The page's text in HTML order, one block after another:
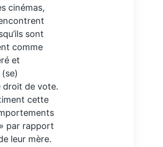
cinémas,
sont
comme
et
droit de vote.
cette
par rapport
leur mère.